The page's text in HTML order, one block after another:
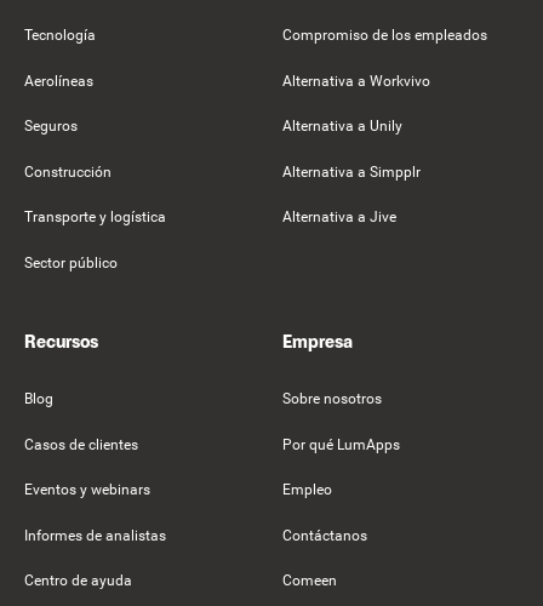
Tecnología
Aerolíneas
Seguros
Construcción
Transporte y logística
Sector público
Compromiso de los empleados
Alternativa a Workvivo
Alternativa a Unily
Alternativa a Simpplr
Alternativa a Jive
Recursos
Blog
Casos de clientes
Eventos y webinars
Informes de analistas
Centro de ayuda
Empresa
Sobre nosotros
Por qué LumApps
Empleo
Contáctanos
Comeen